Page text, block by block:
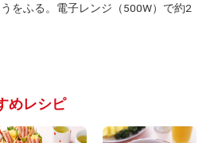
をふる。電子レンジ（500W）で約2
めレシピ